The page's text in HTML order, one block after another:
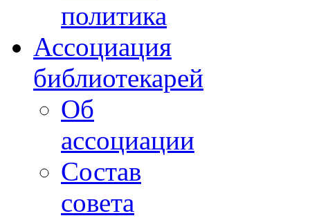
политика
Ассоциация
библиотекарей
Об
ассоциации
Состав
совета